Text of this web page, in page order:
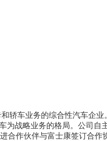
轿车业务的综合性汽车企
战略业务的格局。公司自
作伙伴与富士康签订合